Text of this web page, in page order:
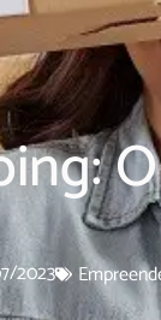
2023